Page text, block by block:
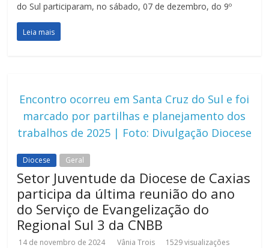
do Sul participaram, no sábado, 07 de dezembro, do 9º
Leia mais
Encontro ocorreu em Santa Cruz do Sul e foi
marcado por partilhas e planejamento dos
trabalhos de 2025 | Foto: Divulgação Diocese
Diocese Geral
Setor Juventude da Diocese de Caxias
participa da última reunião do ano
do Serviço de Evangelização do
Regional Sul 3 da CNBB
14 de novembro de 2024 Vânia Trois
1529 visualizações